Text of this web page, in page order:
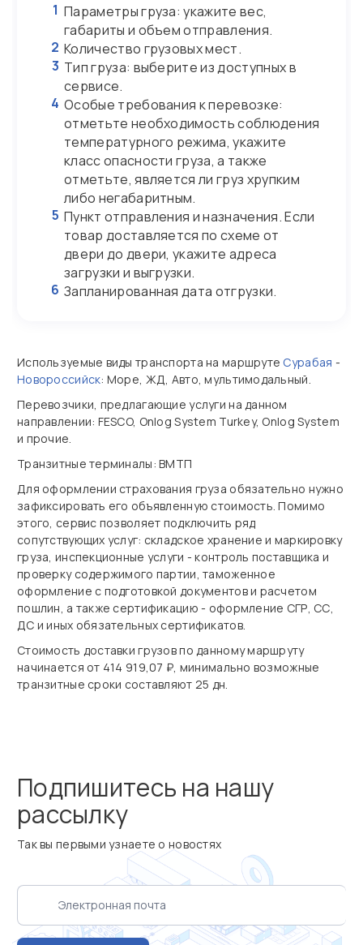
1 Параметры груза: укажите вес,
габариты и объем отправления.
2 Количество грузовых мест.
3 Тип груза: выберите из доступных в
сервисе.
4 Особые требования к перевозке:
отметьте необходимость соблюдения
температурного режима, укажите
класс опасности груза, а также
отметьте, является ли груз хрупким
либо негабаритным.
5 Пункт отправления и назначения. Если
товар доставляется по схеме от
двери до двери, укажите адреса
загрузки и выгрузки.
6 Запланированная дата отгрузки.
Используемые виды транспорта на маршруте Сурабая -
Новороссийск: Море, ЖД, Авто, мультимодальный.
Перевозчики, предлагающие услуги на данном
направлении: FESCO, Onlog System Turkey, Onlog System
и прочие.
Транзитные терминалы: ВМТП
Для оформлении страхования груза обязательно нужно
зафиксировать его объявленную стоимость. Помимо
этого, сервис позволяет подключить ряд
сопутствующих услуг: складское хранение и маркировку
груза, инспекционные услуги - контроль поставщика и
проверку содержимого партии, таможенное
оформление с подготовкой документов и расчетом
пошлин, а также сертификацию - оформление СГР, СС,
ДС и иных обязательных сертификатов.
Стоимость доставки грузов по данному маршруту
начинается от 414 919,07 ₽, минимально возможные
транзитные сроки составляют 25 дн.
Подпишитесь на нашу
рассылку
Так вы первыми узнаете о новостях